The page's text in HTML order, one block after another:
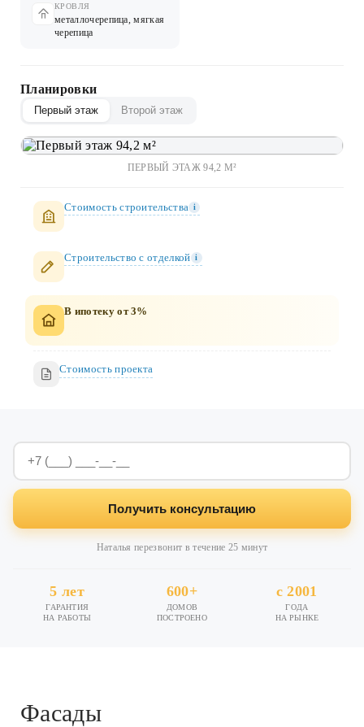
КРОВЛЯ
металлочерепица, мягкая
черепица
Планировки
Первый этаж Второй этаж
ПЕРВЫЙ ЭТАЖ 94,2 М²
Стоимость строительства i
Строительство c отделкой i
В ипотеку от 3%
Стоимость проекта
Получить консультацию
Наталья перезвонит в течение 25 минут
5 лет
ГАРАНТИЯ
НА РАБОТЫ
600+
ДОМОВ
ПОСТРОЕНО
с 2001
ГОДА
НА РЫНКЕ
Фасады